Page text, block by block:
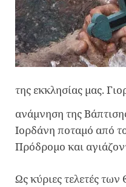
της εκκλησίας μας.
ανάμνηση της
Ιορδάνη ποταμό από
Πρόδρομο και
Ως κύριες τελετές